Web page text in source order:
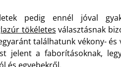
pedig ennél jóval
tökéletes választásnak
találhatunk vékony- és
jelent a faborításoknak,